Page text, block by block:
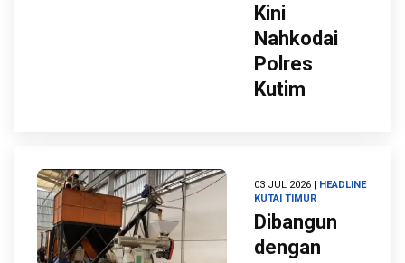
Kini
Nahkodai
Polres
Kutim
03 JUL 2026 | HEADLINE
KUTAI TIMUR
Dibangun
dengan